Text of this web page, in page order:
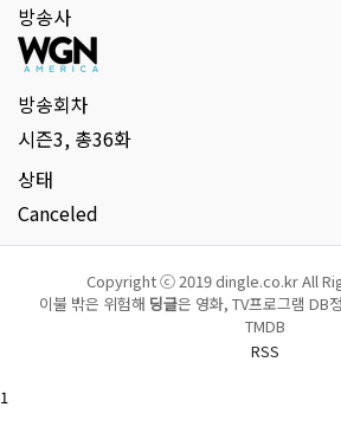
방송사
방송회차
시즌3, 총36화
상태
Canceled
Copyright ⓒ 2019 dingle.co.kr All
이불 밖은 위험해 딩글은 영화, TV프로그램 DB
TMDB
RSS
1